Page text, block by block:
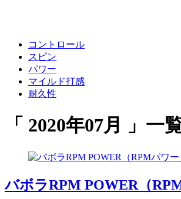
コントロール
スピン
パワー
マイルド打感
耐久性
「 2020年07月 」一
バボラRPM POWER（